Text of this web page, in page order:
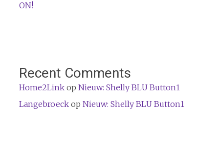
ON!
Recent Comments
Home2Linkop Nieuw: Shelly BLU Button1
Langebroeckop Nieuw: Shelly BLU Button1